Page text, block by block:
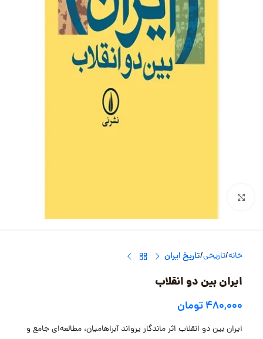
خانه تاریخی تاریخ ایران
ایران بین دو انقلاب
۴۸۰,۰۰۰تومان
ایران بین دو انقلاب اثر ماندگار یرواند آبراهامیان، مطالعه‌ای جامع و